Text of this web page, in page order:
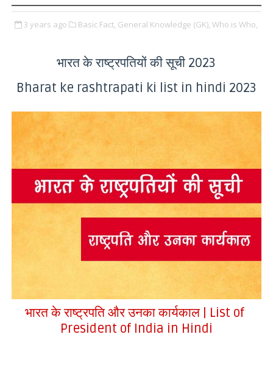
3 years ago Basic Fact, General Knowledge (GK), Who is Who,
भारत के राष्ट्रपतियों की सूची 2023
Bharat ke rashtrapati ki list in hindi 2023
भारत के राष्ट्रपति और उनका कार्यकाल | List of
President of India in Hindi